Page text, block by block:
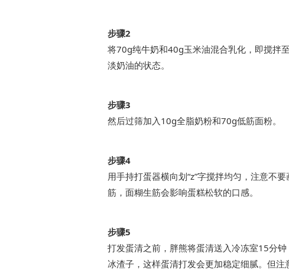
步骤2
将70g纯牛奶和40g玉米油混合乳化，即搅拌
淡奶油的状态。
步骤3
然后过筛加入10g全脂奶粉和70g低筋面粉。
步骤4
用手持打蛋器横向划“z”字搅拌均匀，注意不
筋，面糊生筋会影响蛋糕松软的口感。
步骤5
打发蛋清之前，胖熊将蛋清送入冷冻室15分
冰渣子，这样蛋清打发会更加稳定细腻。但